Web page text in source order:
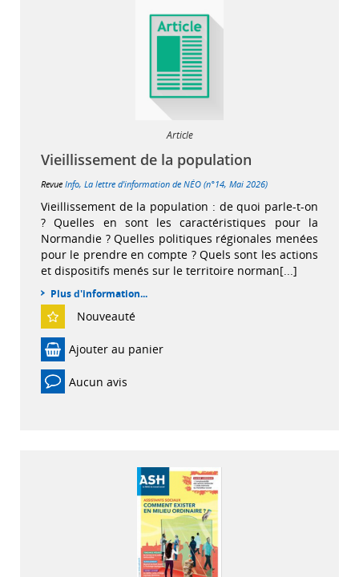
Article
Vieillissement de la population
Revue Info, La lettre d'information de NÉO (n°14, Mai 2026)
Vieillissement de la population : de quoi parle-t-on
? Quelles en sont les caractéristiques pour la
Normandie ? Quelles politiques régionales menées
pour le prendre en compte ? Quels sont les actions
et dispositifs menés sur le territoire norman[...]
Plus d'information...
Nouveauté
Ajouter au panier
Aucun avis